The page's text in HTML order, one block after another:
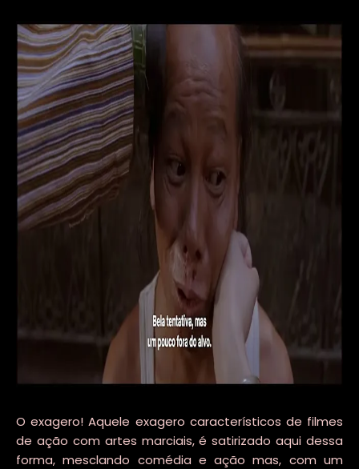
O exagero! Aquele exagero característicos de filmes
de ação com artes marciais, é satirizado aqui dessa
forma, mesclando comédia e ação mas, com um